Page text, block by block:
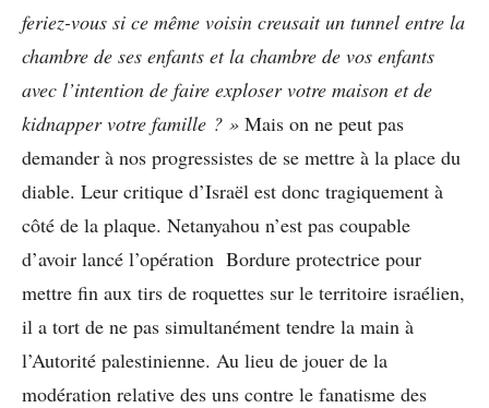
feriez-vous si ce même voisin creusait un tunnel entre la
chambre de ses enfants et la chambre de vos enfants
avec l’intention de faire exploser votre maison et de
kidnapper votre famille ? » Mais on ne peut pas
demander à nos progressistes de se mettre à la place du
diable. Leur critique d’Israël est donc tragiquement à
côté de la plaque. Netanyahou n’est pas coupable
d’avoir lancé l’opération Bordure protectrice pour
mettre fin aux tirs de roquettes sur le territoire israélien,
il a tort de ne pas simultanément tendre la main à
l’Autorité palestinienne. Au lieu de jouer de la
modération relative des uns contre le fanatisme des